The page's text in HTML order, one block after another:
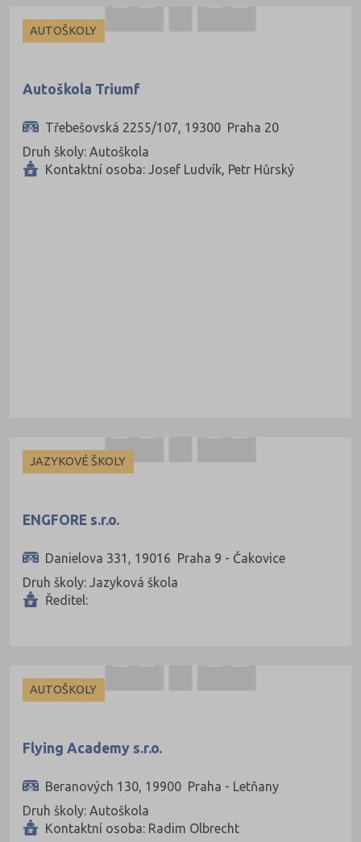
Prachatice (44)
Rakovník (46)
Rokycany (33)
Třebíč (98)
Ústí nad Labem (74)
Vyškov (72)
Žďár nad Sázavou (124)
AUTOŠKOLY
Autoškola Triumf
Třebešovská 2255/107, 19300 Praha 20
Druh školy: Autoškola
Kontaktní osoba: Josef Ludvík, Petr Hůrský
JAZYKOVÉ ŠKOLY
ENGFORE s.r.o.
Danielova 331, 19016 Praha 9 - Čakovice
Druh školy: Jazyková škola
Ředitel:
AUTOŠKOLY
Flying Academy s.r.o.
Beranových 130, 19900 Praha - Letňany
Druh školy: Autoškola
Kontaktní osoba: Radim Olbrecht